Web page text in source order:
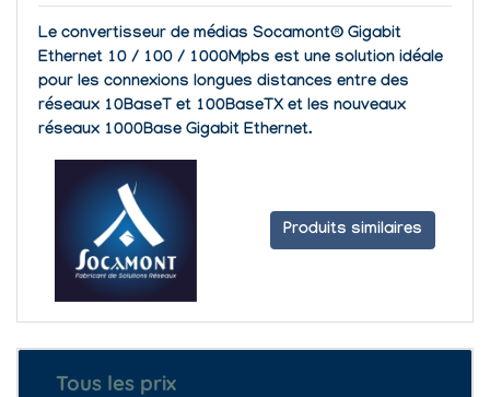
Le convertisseur de médias Socamont® Gigabit
Ethernet 10 / 100 / 1000Mpbs est une solution idéale
pour les connexions longues distances entre des
réseaux 10BaseT et 100BaseTX et les nouveaux
réseaux 1000Base Gigabit Ethernet.
Produits similaires
Tous les prix